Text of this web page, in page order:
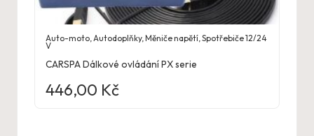
Auto-moto,Autodoplňky,Měniče napětí,Spotřebiče 12/24
V
CARSPA Dálkové ovládání PX serie
446,00 Kč